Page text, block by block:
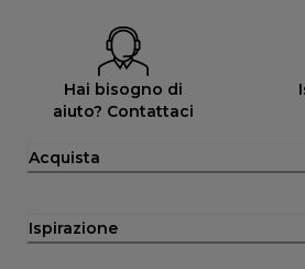
Hai bisogno di
aiuto? Contattaci
Acquista
Ispirazione